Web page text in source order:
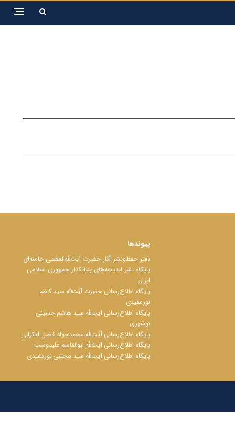
پیوندها
دفتر حفظ‌‌‌ونشر آثار حضرت آیت‌ﷲ‌العظمی خامنه‌ای
پایگاه نشر اندیشه‌های بنیانگذار جمهوری اسلامی
ایران
پایگاه اطلاع‌رسانی حضرت آیت‌ﷲ سید کاظم
نورمفیدی
پایگاه اطلاع‌رسانی آیت‌ﷲ سید هاشم حسینی
بوشهری
پایگاه اطلاع‌رسانی آیت‌ﷲ محمدجواد فاضل لنکرانی
پایگاه اطلاع‌رسانی آیت‌ﷲ ابوالقاسم علیدوست
پایگاه اطلاع‌رسانی آیت‌ﷲ سید مجتبی نورمفیدی